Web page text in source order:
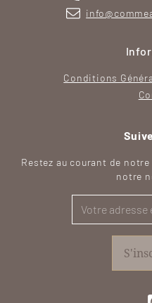
Conditions
Restez au courant de
notre